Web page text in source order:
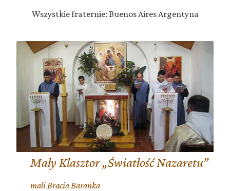
Wszystkie fraternie: Buenos Aires Argentyna
Mały Klasztor „Światłość Nazaretu”
mali Bracia Baranka